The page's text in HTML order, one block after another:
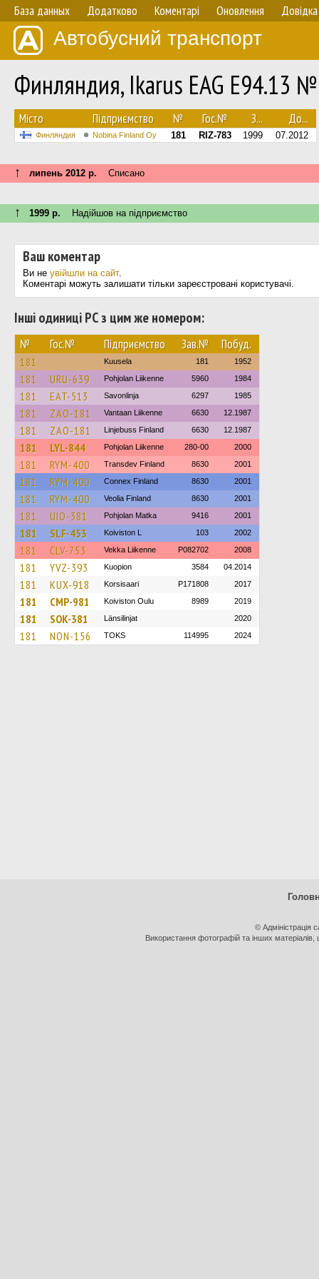
База данных Додатково Коментарі Оновлення Довідка
Автобусний транспорт
Финляндия, Ikarus EAG E94.13
Мiсто Підприємство № Гос.№ З... До...
Финляндия Nobina Finland Oy 181 RIZ-783 1999 07.2012
↑ липень 2012 р. Списано
↑ 1999 р. Надійшов на підприємство
Ваш коментар
Ви не увійшли на сайт.
Коментарі можуть залишати тільки зареєстровані користувачі.
Інші одиниці РС з цим же номером:
№ Гос.№ Підприємство Зав.№ Побуд.
181 Kuusela 181 1952
181 URU-639 Pohjolan Liikenne 5960 1984
181 EAT-513 Savonlinja 6297 1985
181 ZAO-181 Vantaan Liikenne 6630 12.1987
181 ZAO-181 Linjebuss Finland 6630 12.1987
181 LYL-844 Pohjolan Liikenne 280-00 2000
181 RYM-400 Transdev Finland 8630 2001
181 RYM-400 Connex Finland 8630 2001
181 RYM-400 Veolia Finland 8630 2001
181 UIO-381 Pohjolan Matka 9416 2001
181 SLF-453 Koiviston L 103 2002
181 CLV-753 Vekka Liikenne P082702 2008
181 YVZ-393 Kuopion 3584 04.2014
181 KUX-918 Korsisaari P171808 2017
181 CMP-981 Koiviston Oulu 8989 2019
181 SOK-381 Länsilinjat 2020
181 NON-156 TOKS 114995 2024
© Адміністрація
Використання фотографій та інших матеріалів,